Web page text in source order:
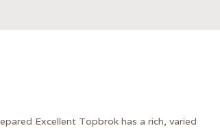
Excellent Topbrok has a rich, varied